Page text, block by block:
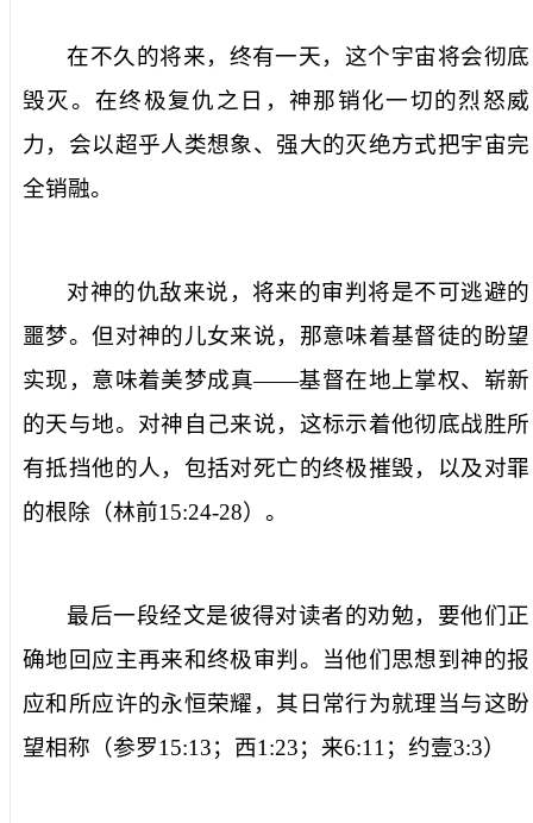
在不久的将来，终有一天，这个宇宙将会彻底
毁灭。在终极复仇之日，神那销化一切的烈怒威
力，会以超乎人类想象、强大的灭绝方式把宇宙完
全销融。
对神的仇敌来说，将来的审判将是不可逃避的
噩梦。但对神的儿女来说，那意味着基督徒的盼望
实现，意味着美梦成真——基督在地上掌权、崭新
的天与地。对神自己来说，这标示着他彻底战胜所
有抵挡他的人，包括对死亡的终极摧毁，以及对罪
的根除（林前15:24-28）。
最后一段经文是彼得对读者的劝勉，要他们正
确地回应主再来和终极审判。当他们思想到神的报
应和所应许的永恒荣耀，其日常行为就理当与这盼
望相称（参罗15:13；西1:23；来6:11 ；约壹3:3）